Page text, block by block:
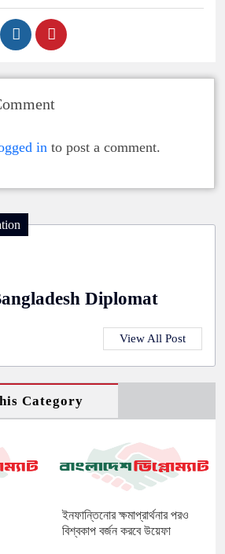
in to post a comment.
Diplomat
View All Post
Category
ইনফান্তিনোর ক্ষমাপ্রার্থনার পরও
বিশ্বকাপ বর্জন করবে উয়েফা